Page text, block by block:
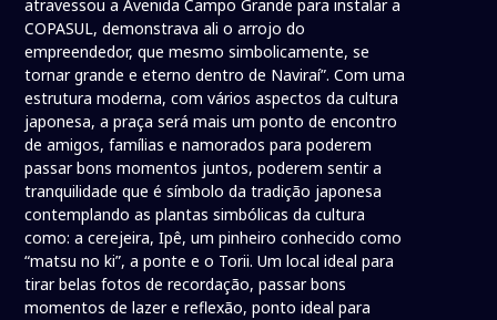
atravessou a Avenida Campo Grande para instalar a
COPASUL, demonstrava ali o arrojo do
empreendedor, que mesmo simbolicamente, se
tornar grande e eterno dentro de Naviraí”. Com uma
estrutura moderna, com vários aspectos da cultura
japonesa, a praça será mais um ponto de encontro
de amigos, famílias e namorados para poderem
passar bons momentos juntos, poderem sentir a
tranquilidade que é símbolo da tradição japonesa
contemplando as plantas simbólicas da cultura
como: a cerejeira, Ipê, um pinheiro conhecido como
“matsu no ki”, a ponte e o Torii. Um local ideal para
tirar belas fotos de recordação, passar bons
momentos de lazer e reflexão, ponto ideal para